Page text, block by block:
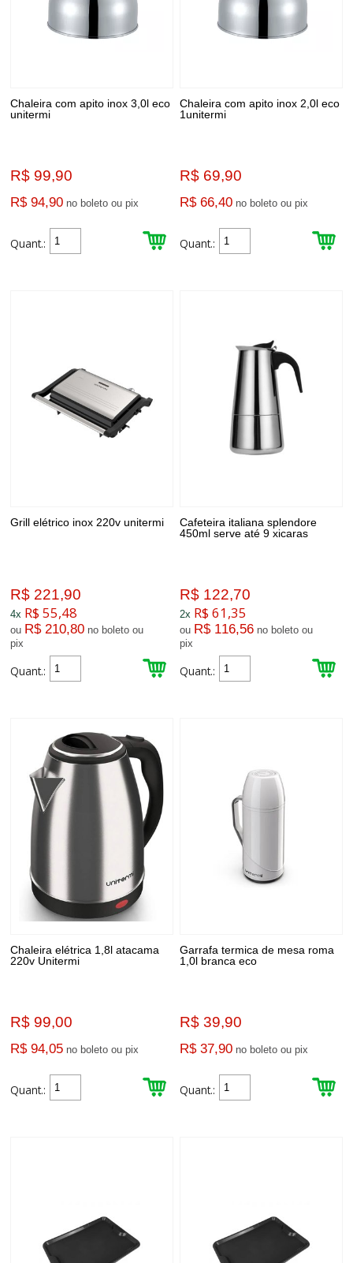
Chaleira com apito inox 3,0l eco
unitermi
R$ 99,90
R$ 94,90 no boleto ou pix
Quant.:
Chaleira com apito inox 2,0l eco
1unitermi
R$ 69,90
R$ 66,40 no boleto ou pix
Quant.:
Grill elétrico inox 220v unitermi
R$ 221,90
4x R$ 55,48
ou R$ 210,80 no boleto ou
pix
Quant.:
Cafeteira italiana splendore
450ml serve até 9 xicaras
R$ 122,70
2x R$ 61,35
ou R$ 116,56 no boleto ou
pix
Quant.:
Chaleira elétrica 1,8l atacama
220v Unitermi
R$ 99,00
R$ 94,05 no boleto ou pix
Quant.:
Garrafa termica de mesa roma
1,0l branca eco
R$ 39,90
R$ 37,90 no boleto ou pix
Quant.: